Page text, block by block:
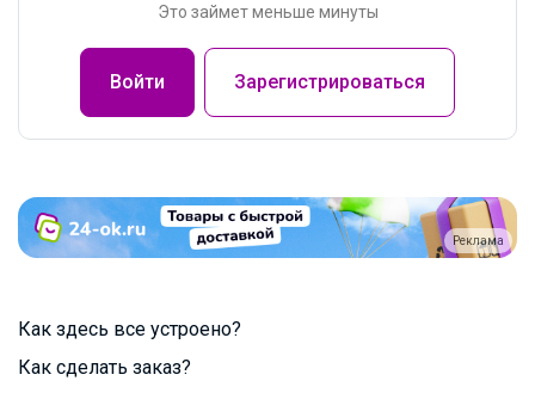
Это займет меньше минуты
Войти Зарегистрироваться
Реклама
Как здесь все устроено?
Как сделать заказ?